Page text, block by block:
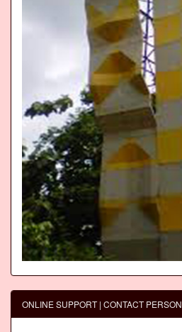
ONLINE SUPPORT | CONTACT PERSON